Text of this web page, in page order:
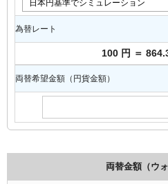
為替レート
100 円 ＝
両替希望金額（円貨金額）
両替金額（ウォ